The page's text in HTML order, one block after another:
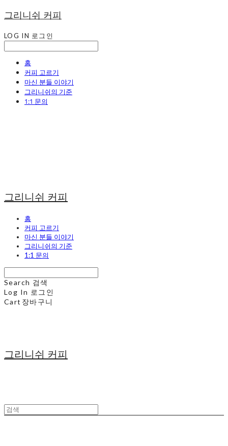
그리니쉬 커피
LOG IN 로그인
홈
커피 고르기
마신 분들 이야기
그리니쉬의 기준
1:1 문의
그리니쉬 커피
홈
커피 고르기
마신 분들 이야기
그리니쉬의 기준
1:1 문의
Search 검색
Log In 로그인
Cart 장바구니
그리니쉬 커피